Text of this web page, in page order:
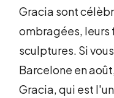
Gracia sont
ombragées, leurs
sculptures. Si
Barcelone en
Gracia, qui est